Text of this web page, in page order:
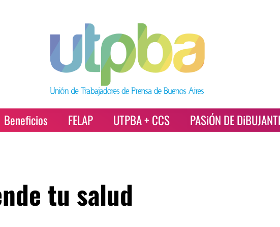
Beneficios FELAP UTPBA + CCS PASiÓN DE
tu salud